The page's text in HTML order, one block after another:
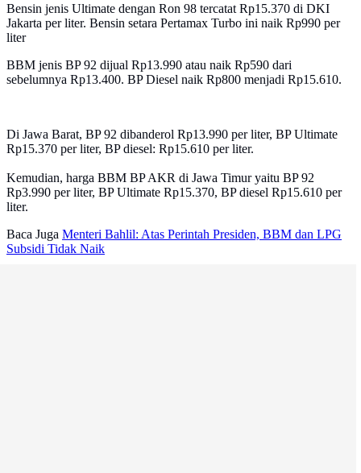
Bensin jenis Ultimate dengan Ron 98 tercatat Rp15.370 di DKI
Jakarta per liter. Bensin setara Pertamax Turbo ini naik Rp990 per
liter
BBM jenis BP 92 dijual Rp13.990 atau naik Rp590 dari
sebelumnya Rp13.400. BP Diesel naik Rp800 menjadi Rp15.610.
Di Jawa Barat, BP 92 dibanderol Rp13.990 per liter, BP Ultimate
Rp15.370 per liter, BP diesel: Rp15.610 per liter.
Kemudian, harga BBM BP AKR di Jawa Timur yaitu BP 92
Rp3.990 per liter, BP Ultimate Rp15.370, BP diesel Rp15.610 per
liter.
Baca Juga Menteri Bahlil: Atas Perintah Presiden, BBM dan LPG
Subsidi Tidak Naik